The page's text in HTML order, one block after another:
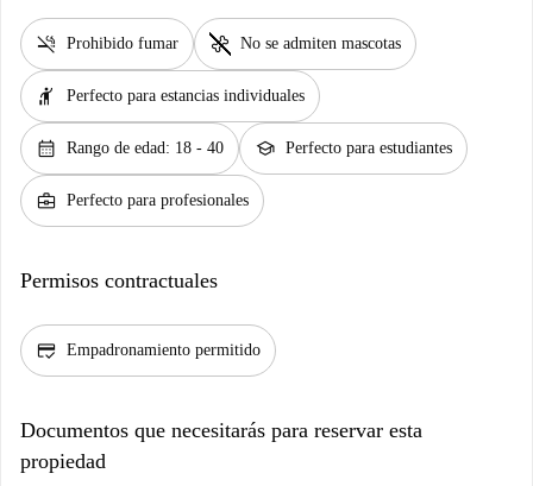
smoke_free Prohibido fumar pet_supplies No se admiten mascotas
hail Perfecto para estancias individuales
calendar_month Rango de edad: 18 - 40 school Perfecto para estudiantes
business_center Perfecto para profesionales
Permisos contractuales
credit_score Empadronamiento permitido
Documentos que necesitarás para reservar esta
propiedad